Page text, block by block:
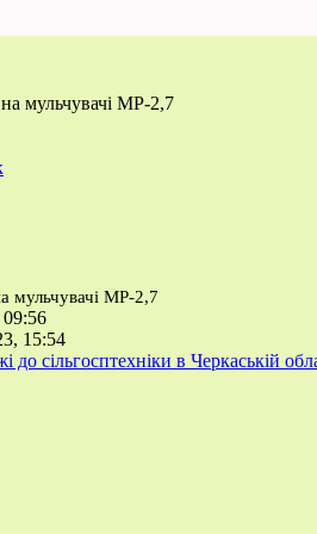
мульчувачі МР-2,7
мульчувачі МР-2,7
15:54
до сільгосптехніки в Черкаській